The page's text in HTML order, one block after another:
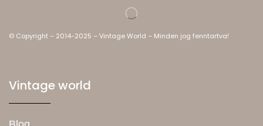
© Copyright – 2014-2025 – Vintage World – Minden jog fenntartva!
Vintage world